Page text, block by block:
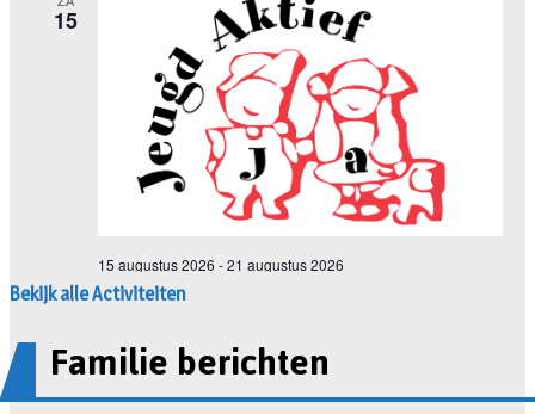
Bekijk alle Activiteiten
Familie berichten